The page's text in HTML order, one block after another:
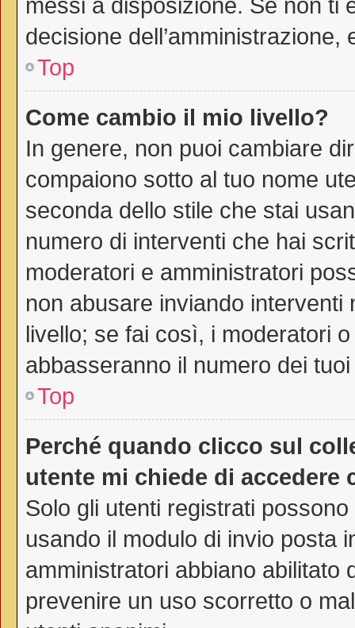
decisione
Top
Come cambio il mio livello?
In genere, non puoi cambiare
compaiono sotto al tuo nome
seconda dello stile che stai
numero di interventi che hai
moderatori e amministratori
non abusare inviando
livello; se fai così, i moderatori
abbasseranno il numero dei
Top
Perché quando clicco sul
utente mi chiede di accedere
Solo gli utenti registrati
usando il modulo di invio posta
amministratori abbiano abilitato
prevenire un uso scorretto o